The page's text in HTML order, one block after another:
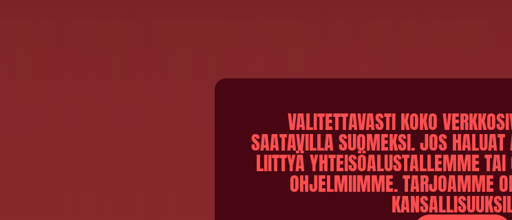
VALITETTAVASTI KOKO
SAATAVILLA SUOMEKSI. JOS
LIITTYÄ YHTEISÖALUSTALLEMME
OHJELMIIMME. TARJOAMME